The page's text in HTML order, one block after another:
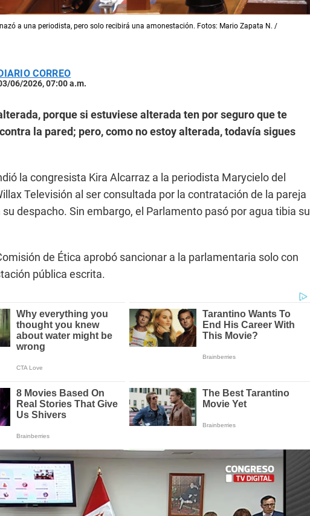
a una periodista, pero solo recibirá una amonestación. Fotos: Mario Zapata N. /
CORREO
06/2026, 07:00 a.m.
porque si estuviese alterada ten por seguro que te
la pared; pero, como no estoy alterada, todavía sigues
la congresista Kira Alcarraz a la periodista Marycielo del
Televisión al ser consultada por la contratación de la pareja
su despacho. Sin embargo, el Parlamento pasó por agua tibia su
de Ética aprobó sancionar a la parlamentaria solo con
pública escrita.